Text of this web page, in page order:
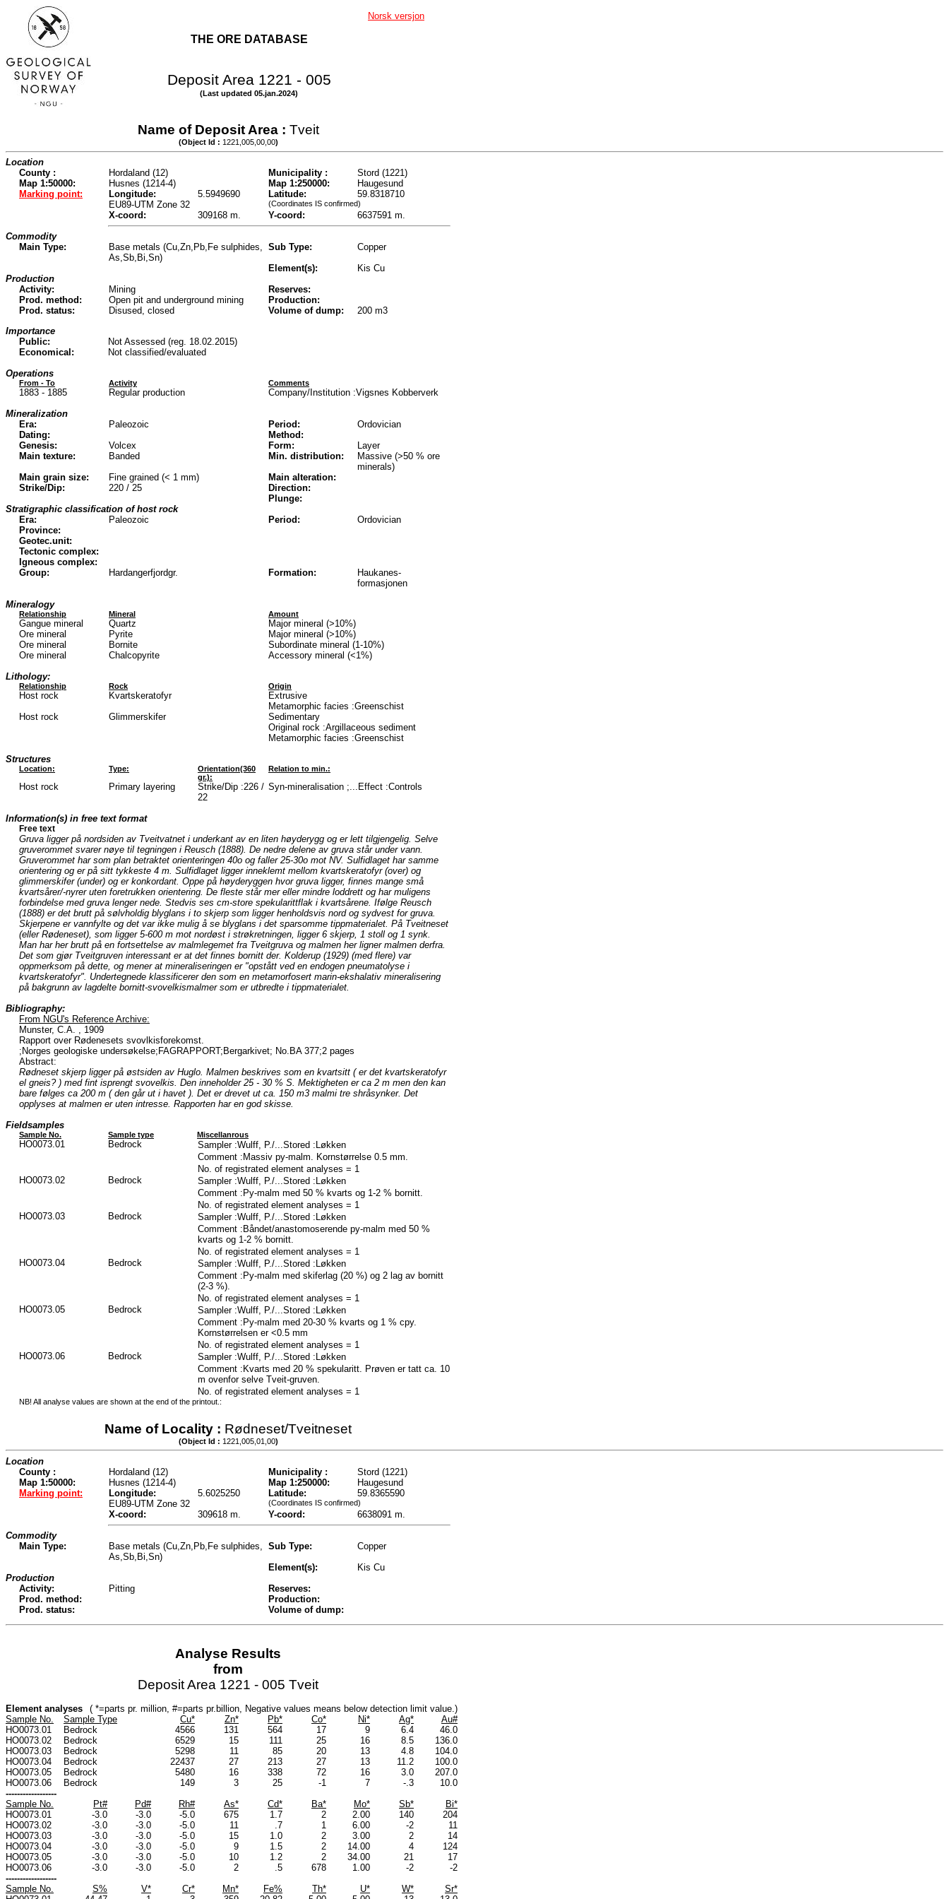
Norsk versjon
THE ORE DATABASE
Deposit Area 1221 - 005
(Last updated 05.jan.2024)
Name of Deposit Area : Tveit
(Object Id : 1221,005,00,00)
Location
County :
Hordaland (12) Municipality :
Stord (1221)
Map 1:50000:
Husnes (1214-4) Map 1:250000:
Haugesund
Marking point:
Longitude: 5.5949690 Latitude:
59.8318710
EU89-UTM Zone 32
(Coordinates IS confirmed)
X-coord: 309168 m. Y-coord:
6637591 m.
Commodity
Main Type:
Base metals (Cu,Zn,Pb,Fe sulphides,
As,Sb,Bi,Sn)
Sub Type:
Copper
Element(s):
Kis Cu
Production
Activity:
Mining
Reserves:
Prod. method:
Open pit and underground mining
Production:
Prod. status:
Disused, closed Volume of dump:
200 m3
Importance
Public:
Not Assessed (reg. 18.02.2015)
Economical:
Not classified/evaluated
Operations
From - To Activity Comments
1883 - 1885 Regular production
Company/Institution :Vigsnes Kobberverk
Mineralization
Era:
Paleozoic Period:
Ordovician
Dating:
Method:
Genesis:
Volcex Form:
Layer
Main texture:
Banded Min. distribution:
Massive (>50 % ore
minerals)
Main grain size:
Fine grained (< 1 mm)
Main alteration:
Strike/Dip:
220 / 25
Direction:
Plunge:
Stratigraphic classification of host rock
Era:
Paleozoic Period:
Ordovician
Province:
Geotec.unit:
Tectonic complex:
Igneous complex:
Group:
Hardangerfjordgr. Formation:
Haukanes-
formasjonen
Mineralogy
Relationship Mineral Amount
Gangue mineral Quartz
Major mineral (>10%)
Ore mineral
Pyrite
Major mineral (>10%)
Ore mineral
Bornite
Subordinate mineral (1-10%)
Ore mineral
Chalcopyrite
Accessory mineral (<1%)
Lithology:
Relationship Rock Origin
Host rock Kvartskeratofyr
Extrusive
Metamorphic facies :Greenschist
Host rock
Glimmerskifer
Sedimentary
Original rock :Argillaceous sediment
Metamorphic facies :Greenschist
Structures
Location: Type:
Orientation(360
gr.):
Relation to min.:
Host rock Primary layering
Strike/Dip :226 /
22
Syn-mineralisation ;...Effect :Controls
Information(s) in free text format
Free text
Gruva ligger på nordsiden av Tveitvatnet i underkant av en liten høyderygg og er lett tilgjengelig. Selve
gruverommet svarer nøye til tegningen i Reusch (1888). De nedre delene av gruva står under vann.
Gruverommet har som plan betraktet orienteringen 40o og faller 25-30o mot NV. Sulfidlaget har samme
orientering og er på sitt tykkeste 4 m. Sulfidlaget ligger inneklemt mellom kvartskeratofyr (over) og
glimmerskifer (under) og er konkordant. Oppe på høyderyggen hvor gruva ligger, finnes mange små
kvartsårer/-nyrer uten foretrukken orientering. De fleste står mer eller mindre loddrett og har muligens
forbindelse med gruva lenger nede. Stedvis ses cm-store spekularittflak i kvartsårene. Ifølge Reusch
(1888) er det brutt på sølvholdig blyglans i to skjerp som ligger henholdsvis nord og sydvest for gruva.
Skjerpene er vannfylte og det var ikke mulig å se blyglans i det sparsomme tippmaterialet. På Tveitneset
(eller Rødeneset), som ligger 5-600 m mot nordøst i strøkretningen, ligger 6 skjerp, 1 stoll og 1 synk.
Man har her brutt på en fortsettelse av malmlegemet fra Tveitgruva og malmen her ligner malmen derfra.
Det som gjør Tveitgruven interessant er at det finnes bornitt der. Kolderup (1929) (med flere) var
oppmerksom på dette, og mener at mineraliseringen er "opstått ved en endogen pneumatolyse i
kvartskeratofyr". Undertegnede klassificerer den som en metamorfosert marin-ekshalativ mineralisering
på bakgrunn av lagdelte bornitt-svovelkismalmer som er utbredte i tippmaterialet.
Bibliography:
From NGU's Reference Archive:
Munster, C.A. , 1909
Rapport over Rødenesets svovlkisforekomst.
;Norges geologiske undersøkelse;FAGRAPPORT;Bergarkivet; No.BA 377;2 pages
Abstract:
Rødneset skjerp ligger på østsiden av Huglo. Malmen beskrives som en kvartsitt ( er det kvartskeratofyr
el gneis? ) med fint isprengt svovelkis. Den inneholder 25 - 30 % S. Mektigheten er ca 2 m men den kan
bare følges ca 200 m ( den går ut i havet ). Det er drevet ut ca. 150 m3 malmi tre shråsynker. Det
opplyses at malmen er uten intresse. Rapporten har en god skisse.
Fieldsamples
Sample No. Sample type Miscellanrous
HO0073.01 Bedrock
Sampler :Wulff, P./...Stored :Løkken
Comment :Massiv py-malm. Kornstørrelse 0.5 mm.
No. of registrated element analyses = 1
HO0073.02
Bedrock
Sampler :Wulff, P./...Stored :Løkken
Comment :Py-malm med 50 % kvarts og 1-2 % bornitt.
No. of registrated element analyses = 1
HO0073.03
Bedrock
Sampler :Wulff, P./...Stored :Løkken
Comment :Båndet/anastomoserende py-malm med 50 %
kvarts og 1-2 % bornitt.
No. of registrated element analyses = 1
HO0073.04
Bedrock
Sampler :Wulff, P./...Stored :Løkken
Comment :Py-malm med skiferlag (20 %) og 2 lag av bornitt
(2-3 %).
No. of registrated element analyses = 1
HO0073.05
Bedrock
Sampler :Wulff, P./...Stored :Løkken
Comment :Py-malm med 20-30 % kvarts og 1 % cpy.
Kornstørrelsen er <0.5 mm
No. of registrated element analyses = 1
HO0073.06
Bedrock
Sampler :Wulff, P./...Stored :Løkken
Comment :Kvarts med 20 % spekularitt. Prøven er tatt ca. 10
m ovenfor selve Tveit-gruven.
No. of registrated element analyses = 1
NB! All analyse values are shown at the end of the printout.:
Name of Locality : Rødneset/Tveitneset
(Object Id : 1221,005,01,00)
Location
County :
Hordaland (12) Municipality :
Stord (1221)
Map 1:50000:
Husnes (1214-4) Map 1:250000:
Haugesund
Marking point:
Longitude: 5.6025250 Latitude:
59.8365590
EU89-UTM Zone 32
(Coordinates IS confirmed)
X-coord: 309618 m. Y-coord:
6638091 m.
Commodity
Main Type:
Base metals (Cu,Zn,Pb,Fe sulphides,
As,Sb,Bi,Sn)
Sub Type:
Copper
Element(s):
Kis Cu
Production
Activity:
Pitting
Reserves:
Prod. method:
Production:
Prod. status:
Volume of dump:
Analyse Results
from
Deposit Area 1221 - 005 Tveit
Element analyses
( *=parts pr. million, #=parts pr.billion, Negative values means below detection limit value.)
Sample No.
Sample Type Cu* Zn* Pb* Co* Ni* Ag*
Au#
HO0073.01
Bedrock 4566 131 564 17 9 6.4
46.0
HO0073.02
Bedrock 6529 15 111 25 16 8.5
136.0
HO0073.03
Bedrock 5298 11 85 20 13 4.8
104.0
HO0073.04
Bedrock 22437 27 213 27 13 11.2
100.0
HO0073.05
Bedrock 5480 16 338 72 16 3.0
207.0
HO0073.06
Bedrock 149 3 25 -1 7 -.3
10.0
------------------
Sample No.
Pt# Pd# Rh# As* Cd* Ba* Mo* Sb*
Bi*
HO0073.01
-3.0 -3.0 -5.0 675 1.7 2 2.00 140
204
HO0073.02
-3.0 -3.0 -5.0 11 .7 1 6.00 -2
11
HO0073.03
-3.0 -3.0 -5.0 15 1.0 2 3.00 2
14
HO0073.04
-3.0 -3.0 -5.0 9 1.5 2 14.00 4
124
HO0073.05
-3.0 -3.0 -5.0 10 1.2 2 34.00 21
17
HO0073.06
-3.0 -3.0 -5.0 2 .5 678 1.00 -2
-2
------------------
Sample No.
S% V* Cr* Mn* Fe% Th* U* W*
Sr*